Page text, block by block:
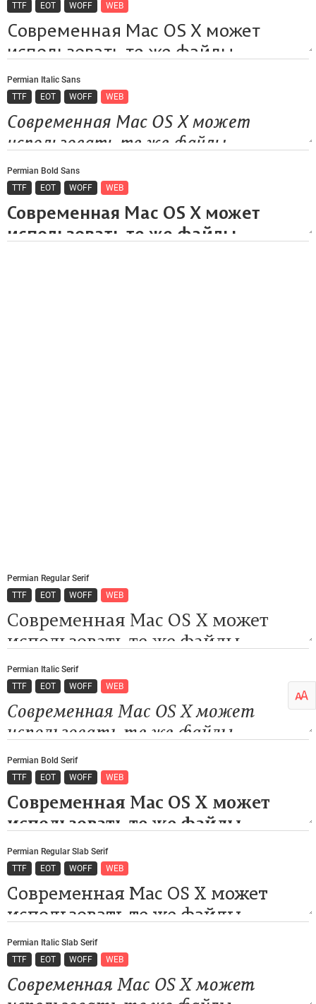
TTF
EOT WOFF WEB
Permian Italic Sans
TTF
EOT WOFF WEB
Permian Bold Sans
TTF
EOT WOFF WEB
Permian Regular Serif
TTF
EOT WOFF WEB
Permian Italic Serif
TTF
EOT WOFF WEB
Permian Bold Serif
TTF
EOT WOFF WEB
Permian Regular Slab Serif
TTF
EOT WOFF WEB
Permian Italic Slab Serif
TTF
EOT WOFF WEB